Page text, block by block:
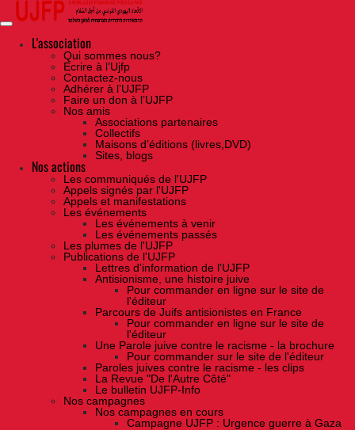
Skip
the
contentL'association
Qui sommes nous?
Ecrire à l’Ujfp
Contactez-nous
Adhérer à l’UJFP
Faire un don à l’UJFP
Nos amis
Associations partenaires
Collectifs
Maisons d’éditions (livres,DVD)
Sites, blogs
Nos actions
Les communiqués de l'UJFP
Appels signés par l'UJFP
Appels et manifestations
Les événements
Les événements à venir
Les événements passés
Les plumes de l'UJFP
Publications de l'UJFP
Lettres d'information de l'UJFP
Antisionisme, une histoire juive
Pour commander en ligne sur le site de
l'éditeur
Parcours de Juifs antisionistes en France
Pour commander en ligne sur le site de
l'éditeur
Une Parole juive contre le racisme - la brochure
Pour commander sur le site de l'éditeur
Paroles juives contre le racisme - les clips
La Revue "De l'Autre Côté"
Le bulletin UJFP-Info
Nos campagnes
Nos campagnes en cours
Campagne UJFP : Urgence guerre à Gaza